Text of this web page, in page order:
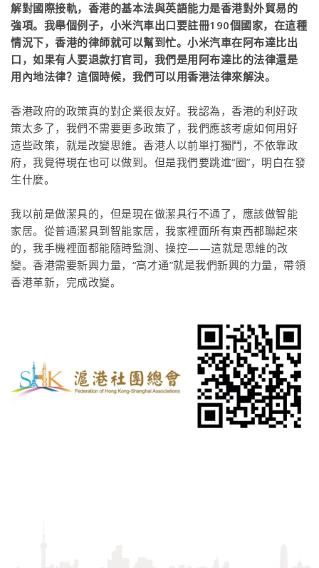
解對國際接軌，香港的基本法與英語能力是香港對外貿易的
強項。我舉個例子，小米汽車出口要註冊190個國家，在這種
情況下，香港的律師就可以幫到忙。小米汽車在阿布達比出
口，如果有人要退款打官司，我們是用阿布達比的法律還是
用內地法律？這個時候，我們可以用香港法律來解決。
香港政府的政策真的對企業很友好。我認為，香港的利好政
策太多了，我們不需要更多政策了，我們應該考慮如何用好
這些政策，就是改變思維。香港人以前單打獨鬥，不依靠政
府，我覺得現在也可以做到。但是我們要跳進“圈”，明白在發
生什麼。
我以前是做潔具的，但是現在做潔具行不通了，應該做智能
家居。從普通潔具到智能家居，我家裡面所有東西都聯起來
的，我手機裡面都能隨時監測、操控——這就是思維的改
變。香港需要新興力量，“高才通”就是我們新興的力量，帶領
香港革新，完成改變。